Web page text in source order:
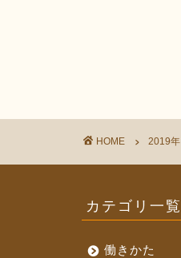
HOME 2019年
カテゴリ一覧
働きかた